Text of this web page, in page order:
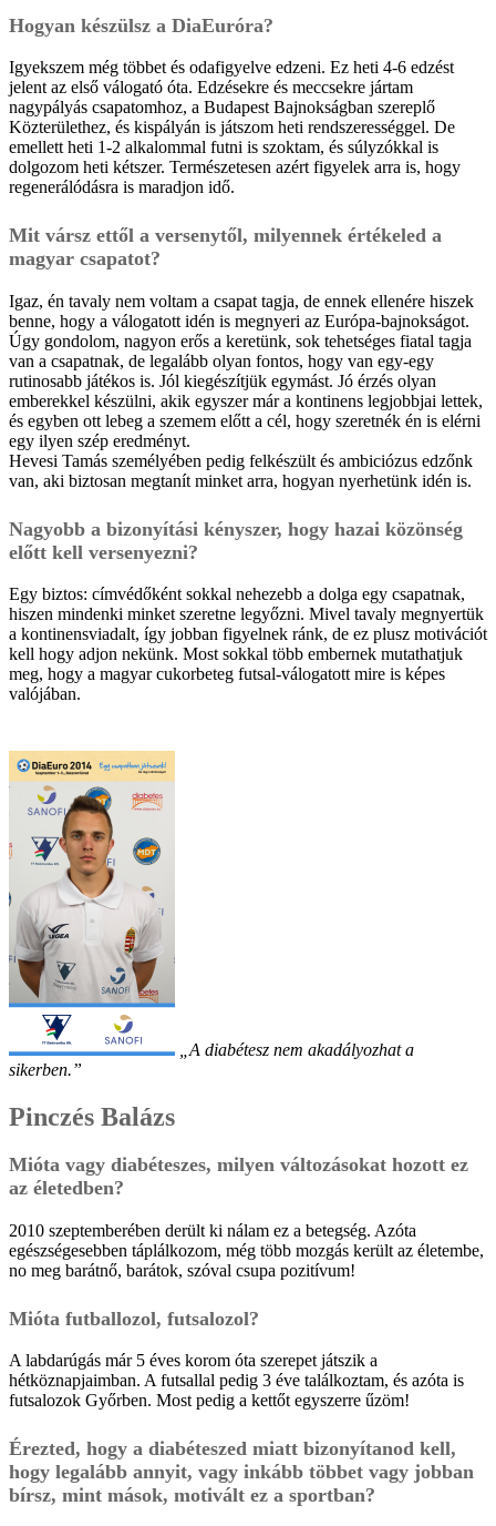
Hogyan készülsz a DiaEuróra?
Igyekszem még többet és odafigyelve edzeni. Ez heti 4-6 edzést
jelent az első válogató óta. Edzésekre és meccsekre jártam
nagypályás csapatomhoz, a Budapest Bajnokságban szereplő
Közterülethez, és kispályán is játszom heti rendszerességgel. De
emellett heti 1-2 alkalommal futni is szoktam, és súlyzókkal is
dolgozom heti kétszer. Természetesen azért figyelek arra is, hogy
regenerálódásra is maradjon idő.
Mit vársz ettől a versenytől, milyennek értékeled a
magyar csapatot?
Igaz, én tavaly nem voltam a csapat tagja, de ennek ellenére hiszek
benne, hogy a válogatott idén is megnyeri az Európa-bajnokságot.
Úgy gondolom, nagyon erős a keretünk, sok tehetséges fiatal tagja
van a csapatnak, de legalább olyan fontos, hogy van egy-egy
rutinosabb játékos is. Jól kiegészítjük egymást. Jó érzés olyan
emberekkel készülni, akik egyszer már a kontinens legjobbjai lettek,
és egyben ott lebeg a szemem előtt a cél, hogy szeretnék én is elérni
egy ilyen szép eredményt.
Hevesi Tamás személyében pedig felkészült és ambiciózus edzőnk
van, aki biztosan megtanít minket arra, hogyan nyerhetünk idén is.
Nagyobb a bizonyítási kényszer, hogy hazai közönség
előtt kell versenyezni?
Egy biztos: címvédőként sokkal nehezebb a dolga egy csapatnak,
hiszen mindenki minket szeretne legyőzni. Mivel tavaly megnyertük
a kontinensviadalt, így jobban figyelnek ránk, de ez plusz motivációt
kell hogy adjon nekünk. Most sokkal több embernek mutathatjuk
meg, hogy a magyar cukorbeteg futsal-válogatott mire is képes
valójában.
„A diabétesz nem akadályozhat a
sikerben.”
Pinczés Balázs
Mióta vagy diabéteszes, milyen változásokat hozott ez
az életedben?
2010 szeptemberében derült ki nálam ez a betegség. Azóta
egészségesebben táplálkozom, még több mozgás került az életembe,
no meg barátnő, barátok, szóval csupa pozitívum!
Mióta futballozol, futsalozol?
A labdarúgás már 5 éves korom óta szerepet játszik a
hétköznapjaimban. A futsallal pedig 3 éve találkoztam, és azóta is
futsalozok Győrben. Most pedig a kettőt egyszerre űzöm!
Érezted, hogy a diabéteszed miatt bizonyítanod kell,
hogy legalább annyit, vagy inkább többet vagy jobban
bírsz, mint mások, motivált ez a sportban?